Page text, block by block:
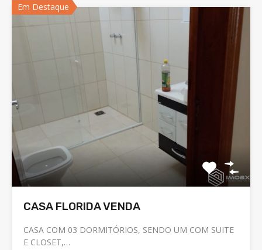
Em Destaque
CASA FLORIDA VENDA
CASA COM 03 DORMITÓRIOS, SENDO UM COM SUITE
E CLOSET,…